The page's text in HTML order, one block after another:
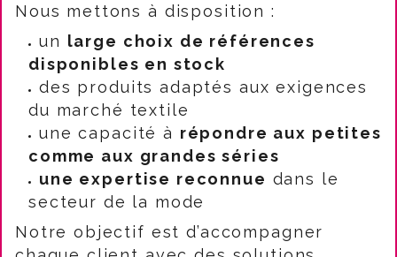
Nous mettons à disposition :
un large choix de références
disponibles en stock
des produits adaptés aux exigences
du marché textile
une capacité à répondre aux petites
comme aux grandes séries
une expertise reconnue dans le
secteur de la mode
Notre objectif est d’accompagner